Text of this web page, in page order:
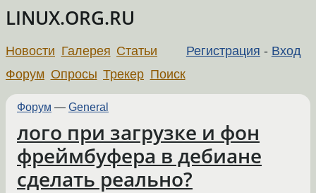
LINUX.ORG.RU
Регистрация - Вход
Новости Галерея Статьи
Форум Опросы Трекер Поиск
Форум — General
лого при загрузке и фон
фреймбуфера в дебиане
сделать реально?